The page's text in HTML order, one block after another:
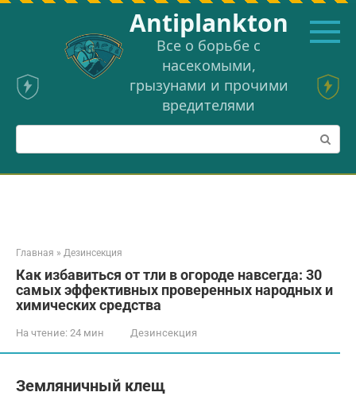
Перейти
Аntiplankton
Все о борьбе с
насекомыми,
грызунами и прочими
вредителями
Поиск:
Главная » Дезинсекция
Как избавиться от тли в огороде навсегда: 30
самых эффективных проверенных народных и
химических средства
На чтение: 24 мин Дезинсекция
Земляничный клещ